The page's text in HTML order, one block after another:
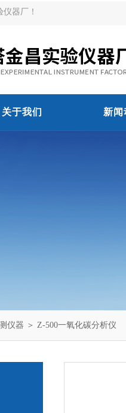
器厂！
关于我们 新闻
仪器 ＞ Z-500一氧化碳分析仪